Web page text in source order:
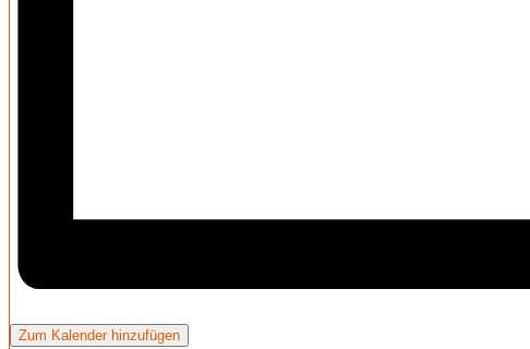
Zum Kalender hinzufügen